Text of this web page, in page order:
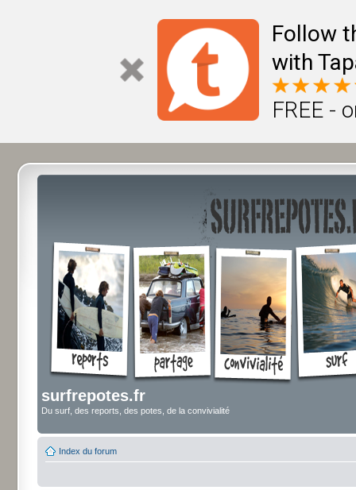
Follow
with
FREE -
surfrepotes.fr
Du surf, des reports, des potes, de la convivialité
Index du forum